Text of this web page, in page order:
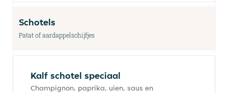
Schotels
Patat of aardappelschijfjes
Kalf schotel speciaal
Champignon, paprika, uien, saus en